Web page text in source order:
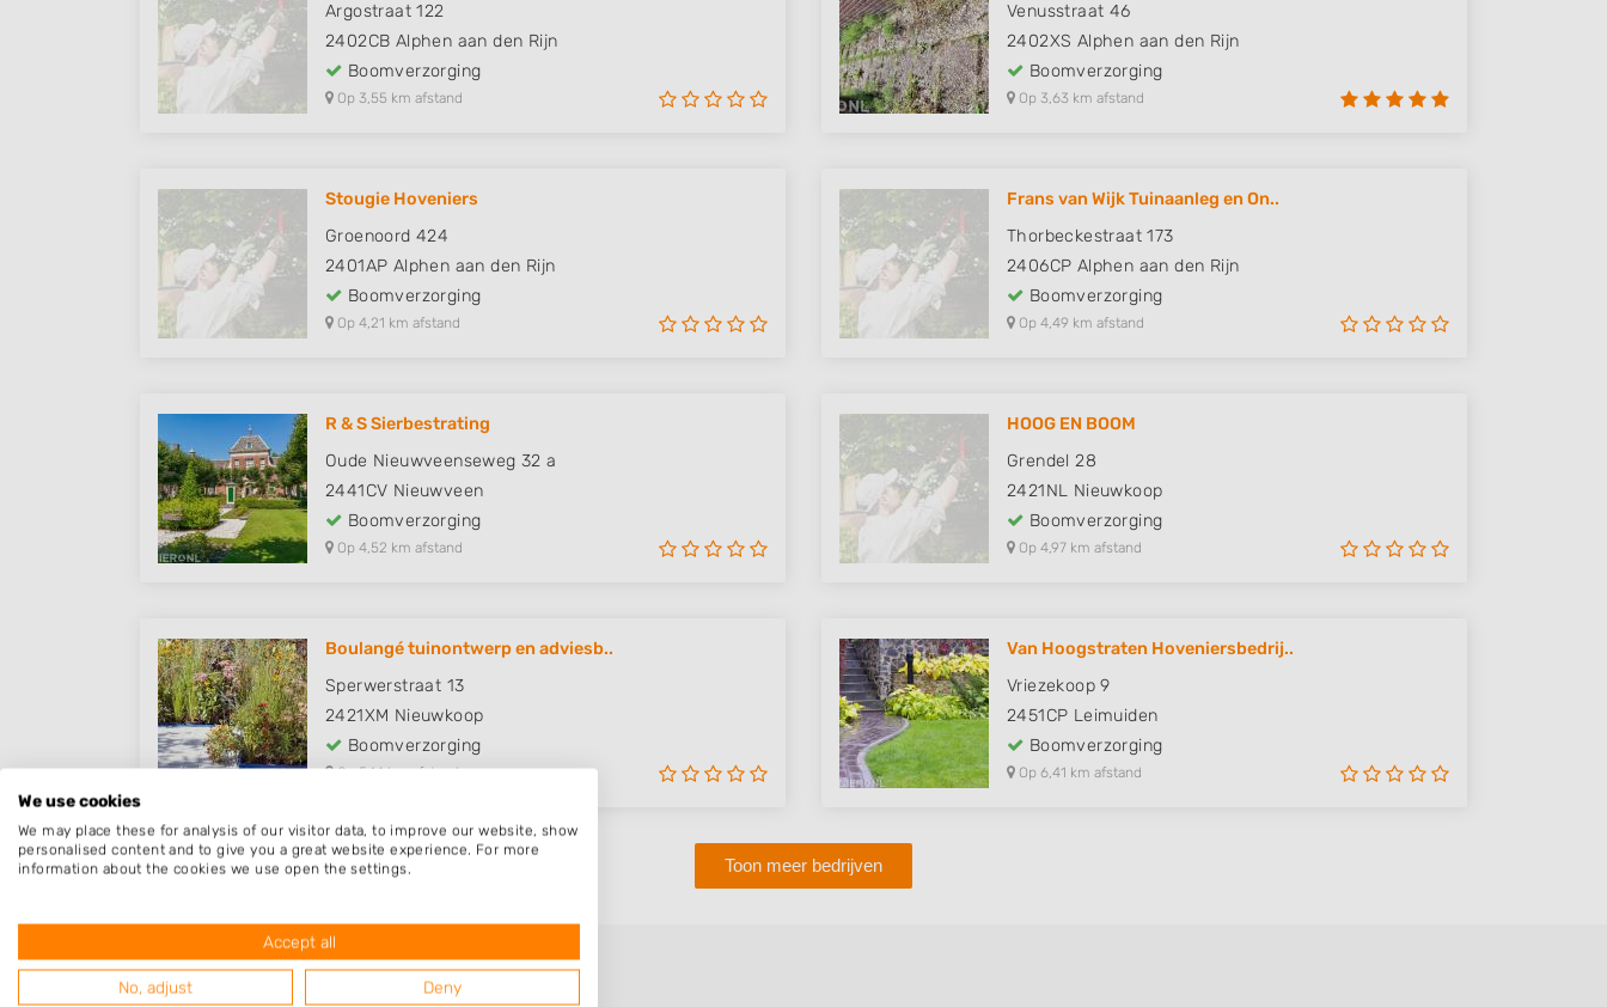
Argostraat 122
2402CB Alphen aan den Rijn
Boomverzorging
Op 3,55 km afstand
Venusstraat 46
2402XS Alphen aan den Rijn
Boomverzorging
Op 3,63 km afstand
Stougie Hoveniers
Groenoord 424
2401AP Alphen aan den Rijn
Boomverzorging
Op 4,21 km afstand
Frans van Wijk Tuinaanleg en On..
Thorbeckestraat 173
2406CP Alphen aan den Rijn
Boomverzorging
Op 4,49 km afstand
R & S Sierbestrating
Oude Nieuwveenseweg 32 a
2441CV Nieuwveen
Boomverzorging
Op 4,52 km afstand
HOOG EN BOOM
Grendel 28
2421NL Nieuwkoop
Boomverzorging
Op 4,97 km afstand
Boulangé tuinontwerp en adviesb..
Sperwerstraat 13
2421XM Nieuwkoop
Boomverzorging
Op 5,14 km afstand
Van Hoogstraten Hoveniersbedrij..
Vriezekoop 9
2451CP Leimuiden
Boomverzorging
Op 6,41 km afstand
Toon meer bedrijven
Boomverzorging Ter Aar
We use cookies
We may place these for analysis of our visitor data, to improve our website, show
personalised content and to give you a great website experience. For more
information about the cookies we use open the settings.
Accept all
No, adjust Deny